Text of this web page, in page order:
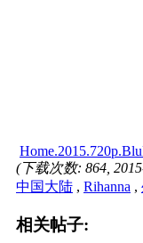
(下载次数: 864,
中国大陆 , Rihanna ,
相关帖子: